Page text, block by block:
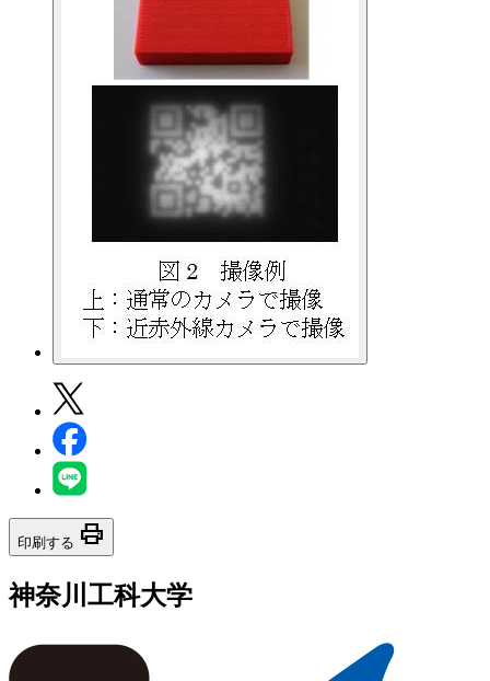
印刷する print
神奈川工科大学